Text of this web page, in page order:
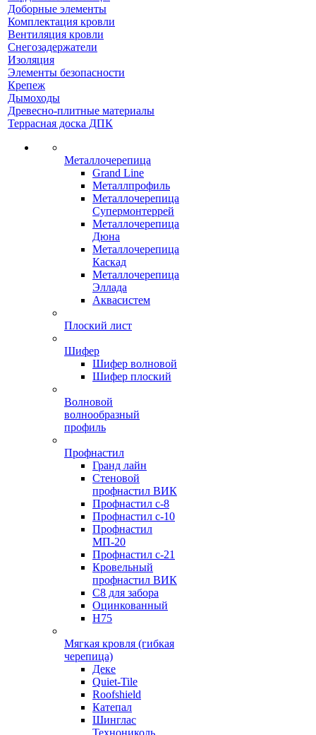
Доборные элементы
Комплектация кровли
Вентиляция кровли
Снегозадержатели
Изоляция
Элементы безопасности
Крепеж
Дымоходы
Древесно-плитные материалы
Террасная доска ДПК
Металлочерепица
Grand Line
Металлпрофиль
Металлочерепица
Супермонтеррей
Металлочерепица
Дюна
Металлочерепица
Каскад
Металлочерепица
Эллада
Аквасистем
Плоский лист
Шифер
Шифер волновой
Шифер плоский
Волновой
волнообразный
профиль
Профнастил
Гранд лайн
Стеновой
профнастил ВИК
Профнастил с-8
Профнастил с-10
Профнастил
МП-20
Профнастил с-21
Кровельный
профнастил ВИК
С8 для забора
Оцинкованный
Н75
Мягкая кровля (гибкая
черепица)
Деке
Quiet-Tile
Roofshield
Катепал
Шинглас
Технониколь